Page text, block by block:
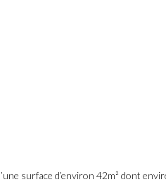
surface d’environ 42m² dont